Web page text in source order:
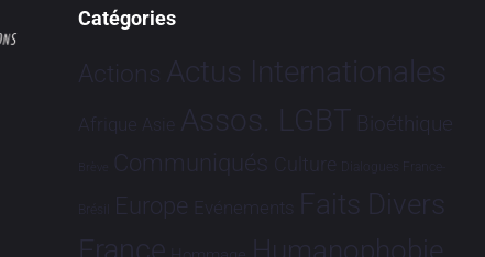
Catégories
Actions Actus Internationales
Afrique Asie Assos. LGBT Bioéthique
Brève Communiqués Culture Dialogues France-
Brésil Europe Evénements Faits Divers
Humanophobie